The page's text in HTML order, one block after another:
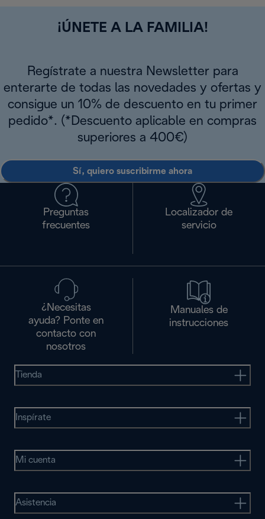
¡ÚNETE A LA FAMILIA!
Regístrate a nuestra Newsletter para
enterarte de todas las novedades y ofertas y
consigue un 10% de descuento en tu primer
pedido*. (*Descuento aplicable en compras
superiores a 400€)
Sí, quiero suscribirme ahora
Preguntas
frecuentes
Localizador de
servicio
¿Necesitas
ayuda? Ponte en
contacto con
nosotros
Manuales de
instrucciones
Tienda
Inspírate
Mi cuenta
Asistencia